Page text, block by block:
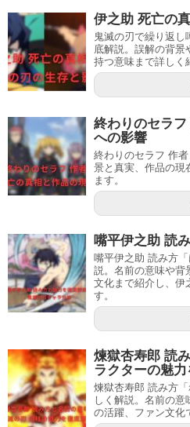
伊之助 死亡の
鬼滅の刃で繰り返し
底解説。誤解の背景
持つ意味まで詳しく
終わりのセラ
への影響
終わりのセラフ 作
景と真実、作品の現
ます。
嘴平伊之助 読
嘴平伊之助 読み方
説。名前の意味や背
文化まで紹介し、伊
す。
煉獄杏寿郎 読
ラクターの魅
煉獄杏寿郎 読み方
しく解説。名前の
の活躍、ファン文化